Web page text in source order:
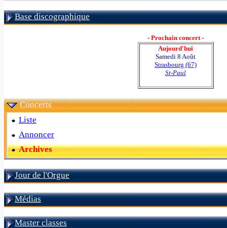
Base discographique
- Prochain concert -
Aujourd'hui
Samedi 8 Août
Strasbourg (67)
St-Paul
Concerts
Liste
Annoncer
Archives
Jour de l'Orgue
Médias
Master classes